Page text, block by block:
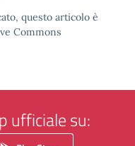
questo articolo è
Commons
ufficiale su: